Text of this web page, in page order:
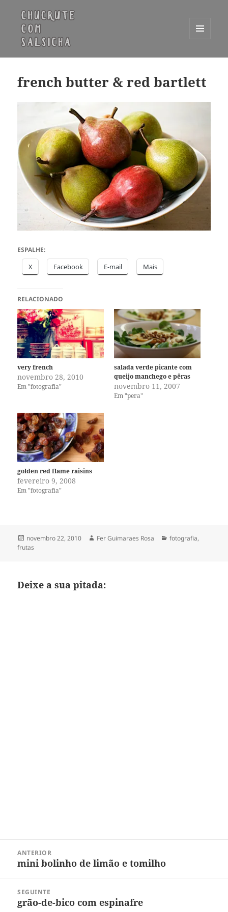
WIDGETS
french butter & red bartlett
ESPALHE:
X Facebook E-mail Mais
RELACIONADO
very french
novembro 28, 2010
Em "fotografia"
salada verde picante com
queijo manchego e pêras
novembro 11, 2007
Em "pera"
golden red flame raisins
fevereiro 9, 2008
Em "fotografia"
Publicado
em
novembro 22, 2010 Autor
Fer Guimaraes Rosa Categorias
fotografia,
frutas
Deixe a sua pitada:
ANTERIOR
Post
mini bolinho de limão e tomilho
SEGUINTE
Próximo
grão-de-bico com espinafre